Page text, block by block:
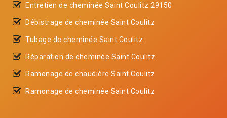
Entretien de cheminée Saint Coulitz 29150
Débistrage de cheminée Saint Coulitz
Tubage de cheminée Saint Coulitz
Réparation de cheminée Saint Coulitz
Ramonage de chaudière Saint Coulitz
Ramonage de cheminée Saint Coulitz